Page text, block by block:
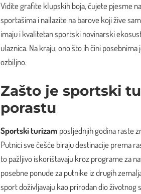
Vidite grafite klupskih boja, čujete pjesme
sportašima i nailazite na barove koji žive
imaju i kvalitetan sportski novinarski
ulaznica. Na kraju, ono što ih čini
ozbiljno.
Zašto je sportski
porastu
Sportski turizam posljednjih godina raste
Putnici sve češće biraju destinacije prema
to pažljivo iskorištavaju kroz programe za
posebne ponude za putnike iz drugih
sport doživljavaju kao prirodan dio životnog